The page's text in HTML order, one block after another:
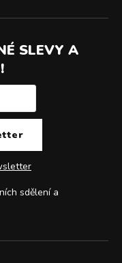
SLEVY A
sdělení a